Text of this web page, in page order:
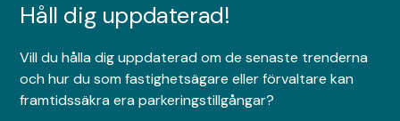
Håll dig uppdaterad!
Vill du hålla dig uppdaterad om de senaste trenderna
och hur du som fastighetsägare eller förvaltare kan
framtidssäkra era parkeringstillgångar?